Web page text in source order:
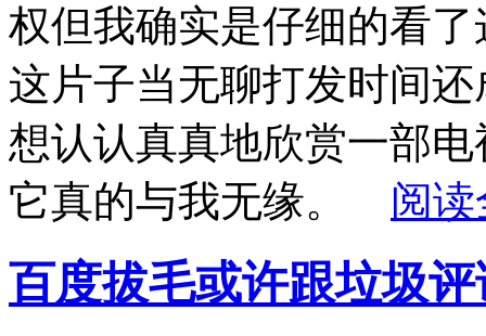
权但我确实是仔细的看
这片子当无聊打发时间
想认认真真地欣赏一部
它真的与我无缘。 阅
百度拔毛或许跟垃圾